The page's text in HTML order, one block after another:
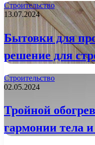
Строительство
13.07.2024
Бытовки для
решение для
Строительство
02.05.2024
Тройной
гармонии тела